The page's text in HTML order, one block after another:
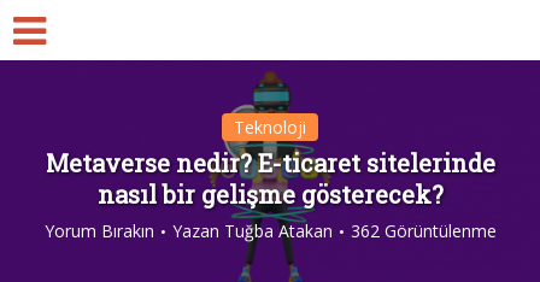
Teknoloji
Metaverse nedir? E-ticaret sitelerinde
nasıl bir gelişme gösterecek?
Yorum Bırakın Yazan Tuğba Atakan 362 Görüntülenme